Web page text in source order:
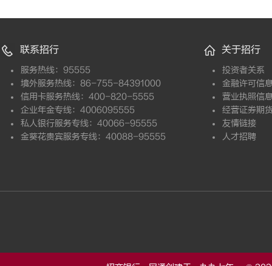
联系招行
服务热线：95555
境外服务热线：86-755-84391000
信用卡服务热线：400-820-5555
企业年金专线：4006095555
私人银行服务专线：40066-95555
金葵花贵宾服务专线：40088-95555
关于招行
投资者关系
金融许可信
营业执照信
经营证券期
友情链接
人才招聘